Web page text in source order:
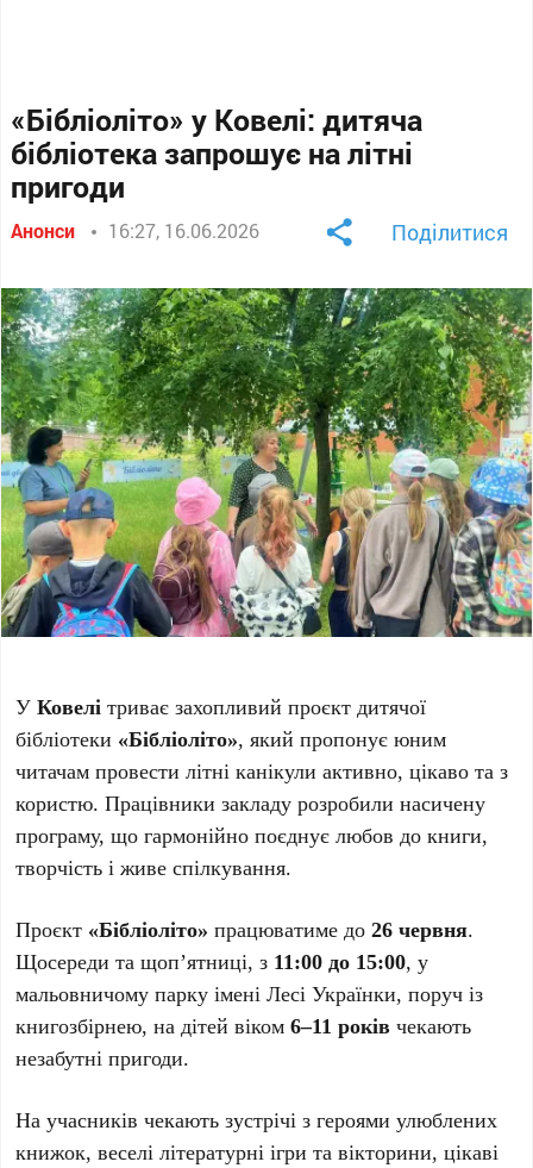
«Бібліоліто» у Ковелі: дитяча
бібліотека запрошує на літні
пригоди
Анонси 16:27, 16.06.2026 Поділитися
УКовелі триває захопливий проєкт дитячої
бібліотеки «Бібліоліто», який пропонує юним
читачам провести літні канікули активно, цікаво та з
користю. Працівники закладу розробили насичену
програму, що гармонійно поєднує любов до книги,
творчість і живе спілкування.
Проєкт «Бібліоліто» працюватиме до26 червня.
Щосереди та щоп’ятниці, з 11:00 до 15:00, у
мальовничому парку імені Лесі Українки, поруч із
книгозбірнею, на дітей віком6–11 років чекають
незабутні пригоди.
На учасників чекають зустрічі з героями улюблених
книжок, веселі літературні ігри та вікторини, цікаві